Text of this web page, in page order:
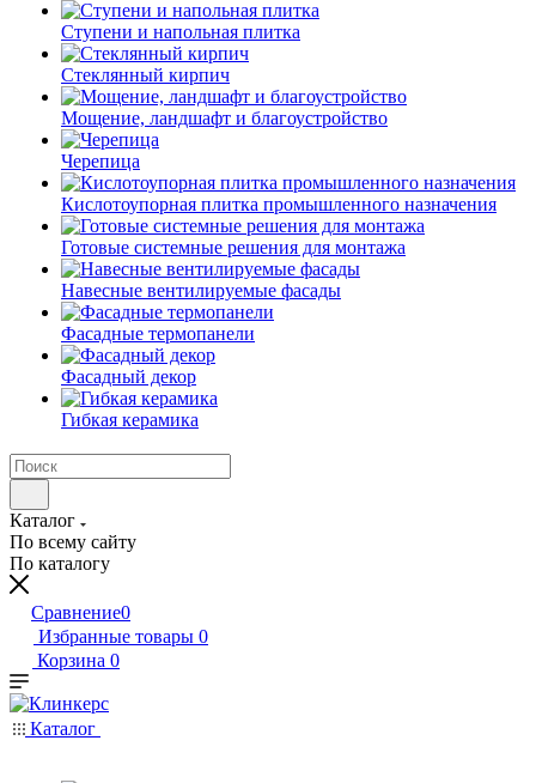
Ступени и напольная плитка
Cтеклянный кирпич
Мощение, ландшафт и благоустройство
Черепица
Кислотоупорная плитка промышленного назначения
Готовые системные решения для монтажа
Навесные вентилируемые фасады
Фасадные термопанели
Фасадный декор
Гибкая керамика
Каталог
По всему сайту
По каталогу
Сравнение0
Избранные товары 0
Корзина 0
Каталог